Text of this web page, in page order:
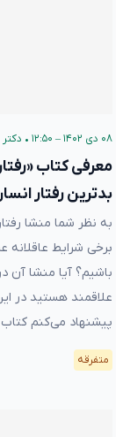
۰۸ دی ۱۴۰۲ – ۱۲:۵۰ •
معرفی کتاب
بدترین رفتار
به نظر شما منشا
برخی شرایط
باشیم؟ آیا منشا آن
علاقمند هستید در
پیشنهاد می‌کنم کتاب
متفرقه